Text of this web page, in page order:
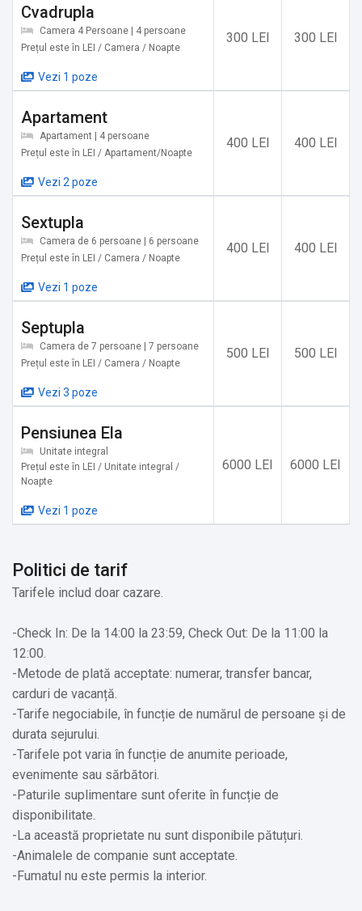
Obiective turistice în zonă:
✔️ Monumentul şoselei transalpine, Novaci: 3,5 km
✔️ Cascada Pârâul Șipotului: 10,1 km
✔️ Peştera Muierilor, Baia de Fier: 10,7 km
✔️ Casa Răsturnată, Bumbesti Pitic: 13,8 km
✔️ Pădurea Colorată, Baia de Fier: 14,7 km
✔️ Mănăstirea Polovragi, Polovragi: 14,7 km
✔️ Peștera Polovragi, Polovragi: 15,8 km
✔️ Parc Aventura Rânca: 17,4 km
✔️ Rânca Ski Resort, Rânca: 19,1 km
✔️ Telescaun Păpușa, Rânca: 21,6 km
✔️ Grădina cu Struți din Dealul Muierii: 29 km
✔️ Lacul Gâlcescu: 40,2 km
✔️ Masa Tăcerii (site UNESCO): 47,1 km
Servicii suplimentare incluse in pret:
✔️ Etaje superioare accesibile doar pe scări
Alte servicii oferite contra cost:
naștere, petreceri, etc)
Cvadrupla
Camera 4 Persoane | 4 persoane
Prețul este în LEI / Camera / Noapte
Vezi 1 poze
300 LEI 300 LEI
Apartament
Apartament | 4 persoane
Prețul este în LEI / Apartament/Noapte
Vezi 2 poze
400 LEI 400 LEI
Sextupla
Camera de 6 persoane | 6 persoane
Prețul este în LEI / Camera / Noapte
Vezi 1 poze
400 LEI 400 LEI
Septupla
Camera de 7 persoane | 7 persoane
Prețul este în LEI / Camera / Noapte
Vezi 3 poze
500 LEI 500 LEI
Pensiunea Ela
Unitate integral
Prețul este în LEI / Unitate integral /
Noapte
Vezi 1 poze
6000 LEI 6000 LEI
Politici de tarif
Tarifele includ doar cazare.
-Check In: De la 14:00 la 23:59, Check Out: De la 11:00 la
12:00.
-Metode de plată acceptate: numerar, transfer bancar,
carduri de vacanță.
-Tarife negociabile, în funcție de numărul de persoane și de
durata sejurului.
-Tarifele pot varia în funcție de anumite perioade,
evenimente sau sărbători.
-Paturile suplimentare sunt oferite în funcție de
disponibilitate.
-La această proprietate nu sunt disponibile pătuțuri.
-Animalele de companie sunt acceptate.
-Fumatul nu este permis la interior.